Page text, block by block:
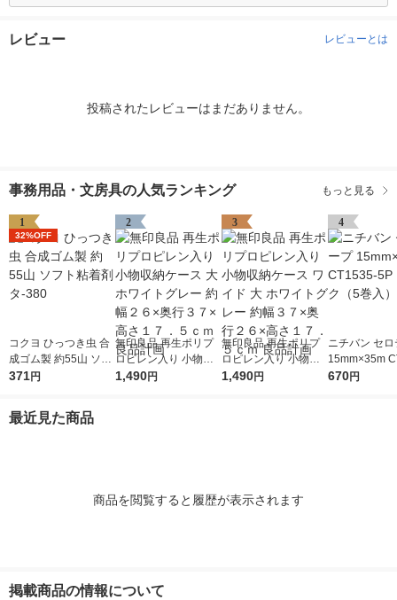
レビュー レビューとは
投稿されたレビューはまだありません。
事務用品・文房具の人気ランキング もっと見る
1
32%OFF
コクヨ ひっつき虫 合
成ゴム製 約55山 ソフ
ト粘着剤 タ-380
371円
2
無印良品 再生ポリプ
ロピレン入り 小物収
納ケース 大 ホワイト
1,490円
3
無印良品 再生ポリプ
ロピレン入り 小物収
納ケース ワイド 大 ホ
1,490円
4
ニチバン セ
15mm×35m
5P 1パック（
670円
最近見た商品
商品を閲覧すると履歴が表示されます
掲載商品の情報について